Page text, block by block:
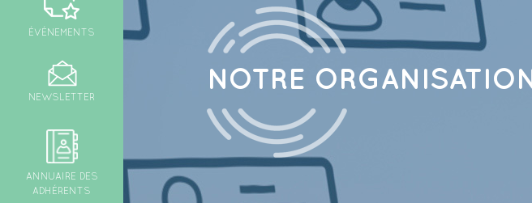
ÉVÉNEMENTS
NEWSLETTER
ANNUAIRE DES
ADHÉRENTS
NOTRE ORGANISATION